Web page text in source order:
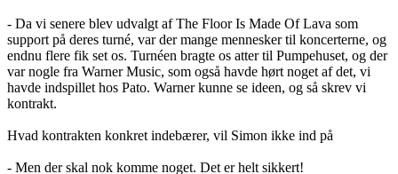
- Da vi senere blev udvalgt af The Floor Is Made Of Lava som
support på deres turné, var der mange mennesker til koncerterne, og
endnu flere fik set os. Turnéen bragte os atter til Pumpehuset, og der
var nogle fra Warner Music, som også havde hørt noget af det, vi
havde indspillet hos Pato. Warner kunne se ideen, og så skrev vi
kontrakt.
Hvad kontrakten konkret indebærer, vil Simon ikke ind på
- Men der skal nok komme noget. Det er helt sikkert!